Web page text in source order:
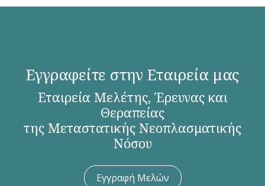
Εγγραφείτε στην Εταιρεία μας
Εταιρεία Μελέτης, Έρευνας και
Θεραπείας
της Μεταστατικής Νεοπλασματικής
Νόσου
Εγγραφή Μελών